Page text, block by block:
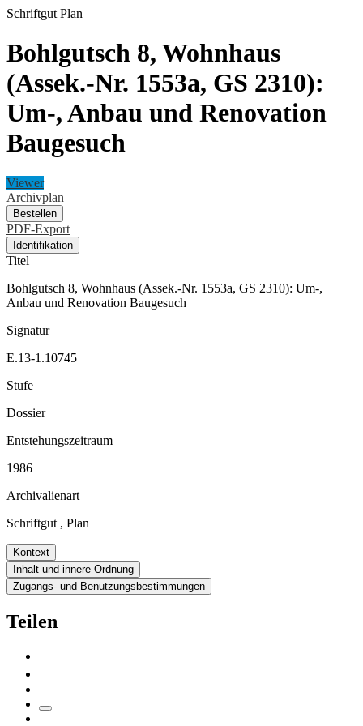
Schriftgut Plan
Bohlgutsch 8, Wohnhaus
(Assek.-Nr. 1553a, GS 2310):
Um-, Anbau und Renovation
Baugesuch
Viewer
Archivplan
Bestellen
PDF-Export
Identifikation
Titel
Bohlgutsch 8, Wohnhaus (Assek.-Nr. 1553a, GS 2310): Um-,
Anbau und Renovation Baugesuch
Signatur
E.13-1.10745
Stufe
Dossier
Entstehungszeitraum
1986
Archivalienart
Schriftgut , Plan
Kontext
Inhalt und innere Ordnung
Zugangs- und Benutzungsbestimmungen
Teilen